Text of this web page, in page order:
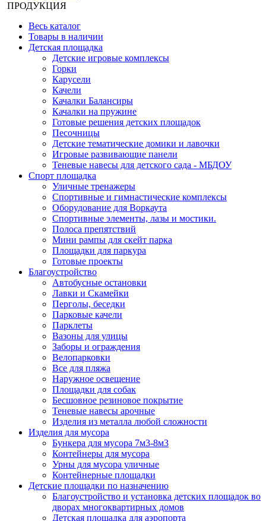
ПРОДУКЦИЯ
Весь каталог
Товары в наличии
Детская площадка
Детские игровые комплексы
Горки
Карусели
Качели
Качалки Балансиры
Качалки на пружине
Готовые решения детских площадок
Песочницы
Детские тематические домики и лавочки
Игровые развивающие панели
Теневые навесы для детского сада - МБДОУ
Спорт площадка
Уличные тренажеры
Спортивные и гимнастические комплексы
Оборудование для Воркаута
Спортивные элементы, лазы и мостики.
Полоса препятствий
Мини рампы для скейт парка
Площадки для паркура
Готовые проекты
Благоустройство
Автобусные остановки
Лавки и Скамейки
Перголы, беседки
Парковые качели
Парклеты
Вазоны для улицы
Заборы и ограждения
Велопарковки
Все для пляжа
Наружное освещение
Площадки для собак
Бесшовное резиновое покрытие
Теневые навесы арочные
Изделия из металла любой сложности
Изделия для мусора
Бункера для мусора 7м3-8м3
Контейнеры для мусора
Урны для мусора уличные
Контейнерные площадки
Детские площадки по назначению
Благоустройство и установка детских площадок во
дворах многоквартирных домов
Детская площадка для аэропорта